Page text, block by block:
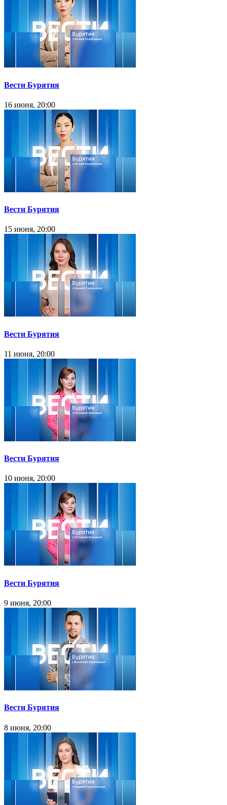
Вести Бурятия
16 июня, 20:00
Вести Бурятия
15 июня, 20:00
Вести Бурятия
11 июня, 20:00
Вести Бурятия
10 июня, 20:00
Вести Бурятия
9 июня, 20:00
Вести Бурятия
8 июня, 20:00